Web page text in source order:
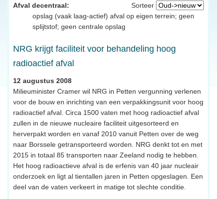
Sorteer
Afval decentraal:
opslag (vaak laag-actief) afval op eigen terrein; geen
splijtstof; geen centrale opslag
NRG krijgt faciliteit voor behandeling hoog
radioactief afval
12 augustus 2008
Milieuminister Cramer wil NRG in Petten vergunning verlenen
voor de bouw en inrichting van een verpakkingsunit voor hoog
radioactief afval. Circa 1500 vaten met hoog radioactief afval
zullen in de nieuwe nucleaire faciliteit uitgesorteerd en
herverpakt worden en vanaf 2010 vanuit Petten over de weg
naar Borssele getransporteerd worden. NRG denkt tot en met
2015 in totaal 85 transporten naar Zeeland nodig te hebben.
Het hoog radioactieve afval is de erfenis van 40 jaar nucleair
onderzoek en ligt al tientallen jaren in Petten opgeslagen. Een
deel van de vaten verkeert in matige tot slechte conditie.